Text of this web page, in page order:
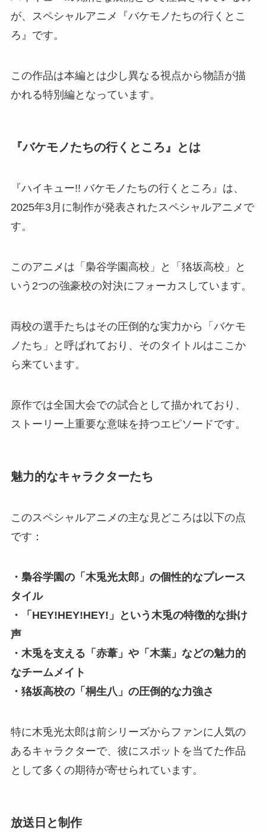
が、スペシャルアニメ『バケモノたちの行くとこ
ろ』です。
この作品は本編とは少し異なる視点から物語が描
かれる特別編となっています。
『バケモノたちの行くところ』とは
『ハイキュー!! バケモノたちの行くところ』は、
2025年3月に制作が発表されたスペシャルアニメで
す。
このアニメは「梟谷学園高校」と「狢坂高校」と
いう2つの強豪校の対決にフォーカスしています。
両校の選手たちはその圧倒的な実力から「バケモ
ノたち」と呼ばれており、そのタイトルはここか
ら来ています。
原作では全国大会での試合として描かれており、
ストーリー上重要な意味を持つエピソードです。
魅力的なキャラクターたち
このスペシャルアニメの主な見どころは以下の点
です：
・梟谷学園の「木兎光太郎」の個性的なプレース
タイル
・「HEY!HEY!HEY!」という木兎の特徴的な掛け
声
・木兎を支える「赤葦」や「木葉」などの魅力的
なチームメイト
・狢坂高校の「桐生八」の圧倒的な力強さ
特に木兎光太郎は前シリーズからファンに人気の
あるキャラクターで、彼にスポットを当てた作品
として多くの期待が寄せられています。
放送日と制作